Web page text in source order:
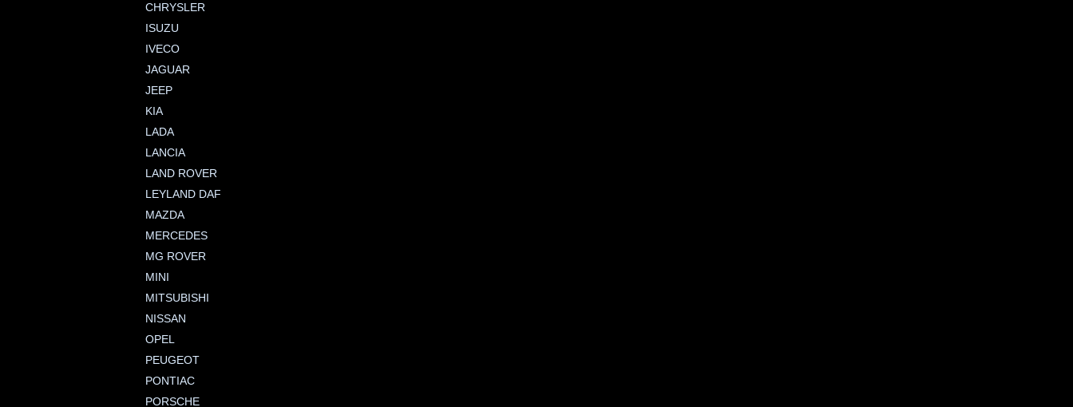
CHRYSLER
ISUZU
IVECO
JAGUAR
JEEP
KIA
LADA
LANCIA
LAND ROVER
LEYLAND DAF
MAZDA
MERCEDES
MG ROVER
MINI
MITSUBISHI
NISSAN
OPEL
PEUGEOT
PONTIAC
PORSCHE